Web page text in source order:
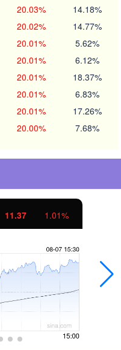
20.03% 14.18%
20.02% 14.77%
20.01% 5.62%
20.01% 6.12%
20.01% 18.37%
20.01% 6.83%
20.01% 17.26%
20.00% 7.68%
11.37 1.01%